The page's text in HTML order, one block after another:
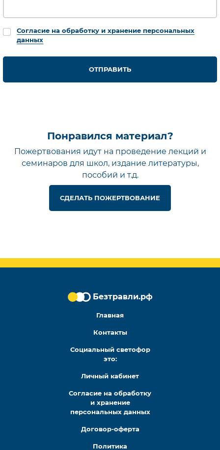
Согласие на обработку и хранение персональных
данных
ОТПРАВИТЬ
Понравился материал?
Пожертвования идут на проведение лекций и
семинаров для школ, издание литературы,
пособий и т.д.
СДЕЛАТЬ ПОЖЕРТВОВАНИЕ
Безтравли.рф
Безтравли.рф
Мы в социальных сетях
Главная
Контакты
Социальный светофор
это:
Личный кабинет
Согласие на обработку
и хранение
персональных данных
Договор-оферта
Политика